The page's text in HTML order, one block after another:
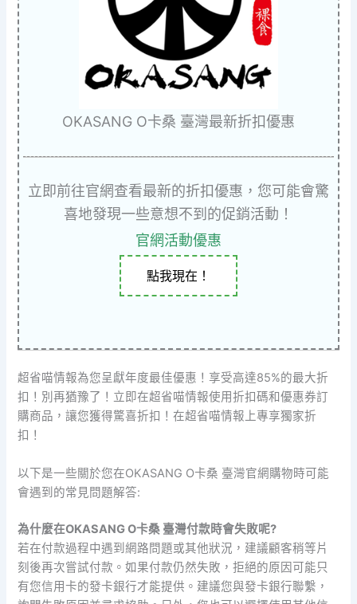
OKASANG O卡桑 臺灣最新折扣優惠
立即前往官網查看最新的折扣優惠，您可能會驚
喜地發現一些意想不到的促銷活動！
官網活動優惠
點我現在！
超省喵情報為您呈獻年度最佳優惠！享受高達85%的最大折
扣！別再猶豫了！立即在超省喵情報使用折扣碼和優惠券訂
購商品，讓您獲得驚喜折扣！在超省喵情報上專享獨家折
扣！
以下是一些關於您在OKASANG O卡桑 臺灣官網購物時可能
會遇到的常見問題解答:
為什麼在OKASANG O卡桑 臺灣付款時會失敗呢?
若在付款過程中遇到網路問題或其他狀況，建議顧客稍等片
刻後再次嘗試付款。如果付款仍然失敗，拒絕的原因可能只
有您信用卡的發卡銀行才能提供。建議您與發卡銀行聯繫，